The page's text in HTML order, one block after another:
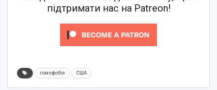
підтримати нас на Patreon!
гомофобія США